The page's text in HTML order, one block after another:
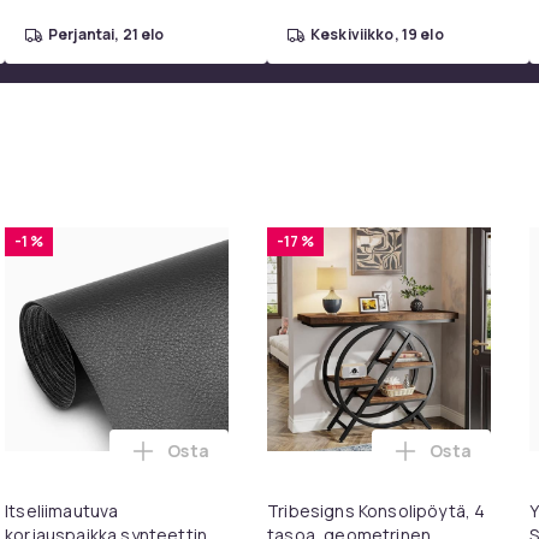
perjantai, 21 elo keskiviikko, 19 elo
ostoskoriin
LG TV AKB75095308 ostoskoriin
-1 %
Itseliimautuva
Lisää Itseliimautuva korjauspaikka
Osta
-17 %
Tribesigns Konsolipöytä, 4
Lisää
Osta